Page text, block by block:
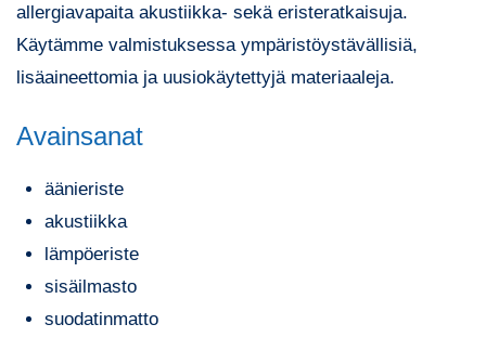
allergiavapaita akustiikka- sekä eristeratkaisuja.
Käytämme valmistuksessa ympäristöystävällisiä,
lisäaineettomia ja uusiokäytettyjä materiaaleja.
Avainsanat
äänieriste
akustiikka
lämpöeriste
sisäilmasto
suodatinmatto